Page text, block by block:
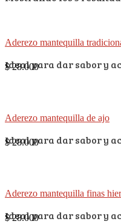
Aderezo mantequilla
Ideal para dar sabor y
$28.000
Aderezo mantequilla de ajo
Ideal para dar sabor y
$28.000
Aderezo mantequilla finas
Ideal para dar sabor y
$28.000